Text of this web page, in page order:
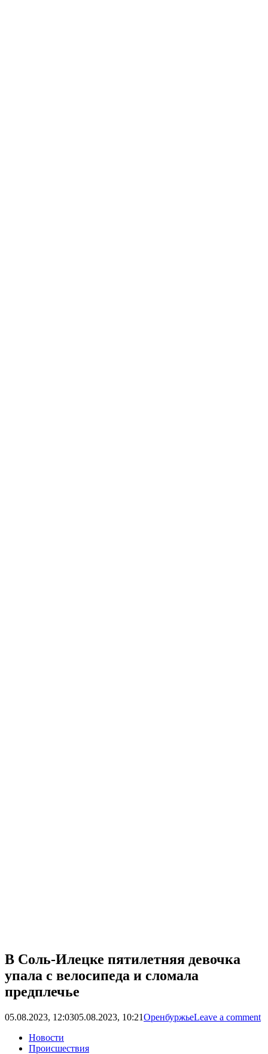
В Соль-Илецке пятилетняя девочка
упала с велосипеда и сломала
предплечье
05.08.2023, 12:0305.08.2023, 10:21ОренбуржьеLeave a comment
Новости
Происшествия